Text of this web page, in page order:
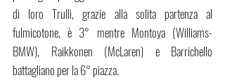
di loro Trulli, grazie alla solita partenza al
fulmicotone, è 3° mentre Montoya (Williams-
BMW), Raikkonen (McLaren) e Barrichello
battagliano per la 6° piazza.